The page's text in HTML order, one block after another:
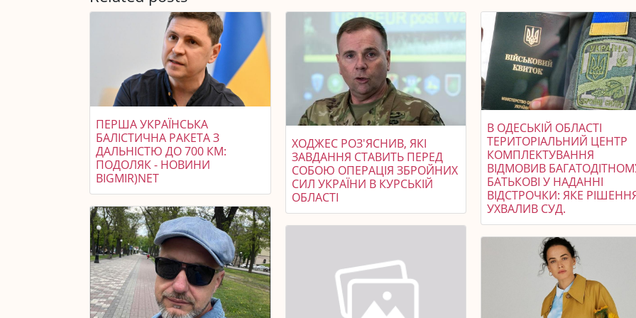
ПЕРША УКРАЇНСЬКА
БАЛІСТИЧНА РАКЕТА З
ДАЛЬНІСТЮ ДО 700 КМ:
ПОДОЛЯК - НОВИНИ
BIGMIR)NET
ХОДЖЕС РОЗ'ЯСНИВ, ЯКІ
ЗАВДАННЯ СТАВИТЬ ПЕРЕД
СОБОЮ ОПЕРАЦІЯ ЗБРОЙНИХ
СИЛ УКРАЇНИ В КУРСЬКІЙ
ОБЛАСТІ
В ОДЕСЬКІЙ ОБЛАСТІ
ТЕРИТОРІАЛЬНИЙ ЦЕНТР
КОМПЛЕКТУВАННЯ
ВІДМОВИВ
БАТЬКОВІ У НАДАННІ
ВІДСТРОЧКИ: ЯКЕ
УХВАЛИВ СУД.